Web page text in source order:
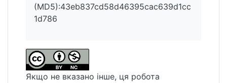
(MD5):43eb837cd58d46395cac639d1cc
1d786
Якщо не вказано інше, ця робота